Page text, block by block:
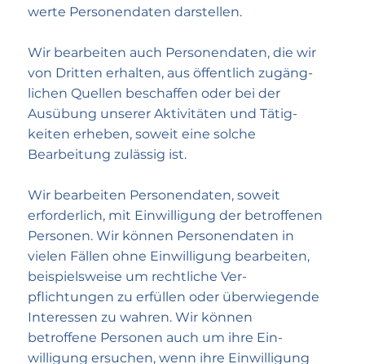
werte Personen­daten darstellen.
Wir bearbeiten auch Personen­daten, die wir
von Dritten erhalten, aus öffentlich zugäng­
lichen Quellen beschaffen oder bei der
Ausübung unserer Aktivitäten und Tätig­
keiten erheben, soweit eine solche
Bearbeitung zulässig ist.
Wir bearbeiten Personen­daten, soweit
erforderlich, mit Ein­willigung der betroffenen
Personen. Wir können Personen­daten in
vielen Fällen ohne Ein­willigung bearbeiten,
beispiels­weise um rechtliche Ver­
pflichtungen zu erfüllen oder über­wiegende
Interessen zu wahren. Wir können
betroffene Personen auch um ihre Ein­
willigung ersuchen, wenn ihre Ein­willigung